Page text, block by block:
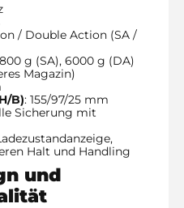
/ Double Action (SA /
g (SA), 6000 g (DA)
Magazin)
B): 155/97/25 mm
Sicherung mit
Halt und Handling
und